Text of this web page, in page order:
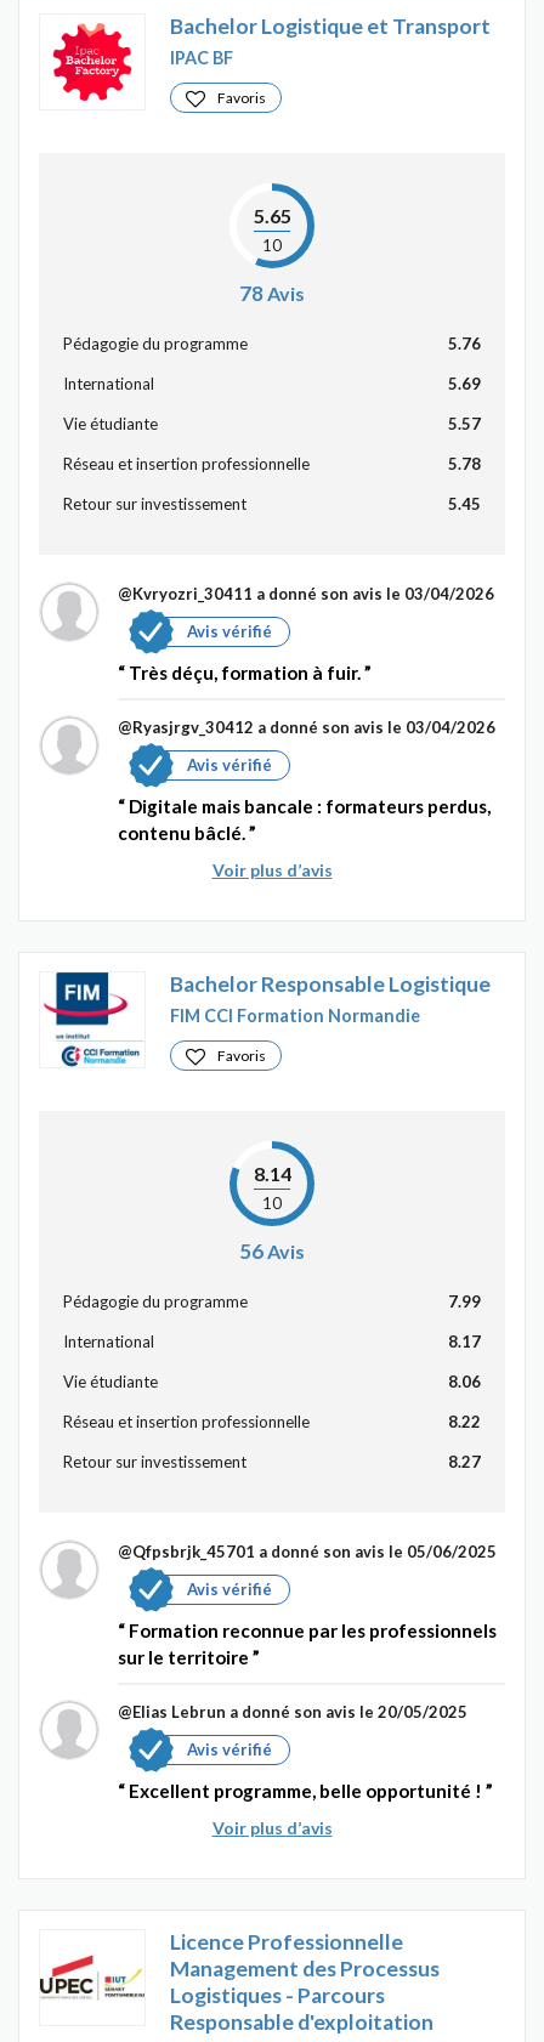
Bachelor Logistique et Transport
IPAC BF
Favoris
5.65
10
78Avis
Pédagogie du programme 5.76
International 5.69
Vie étudiante 5.57
Réseau et insertion professionnelle 5.78
Retour sur investissement 5.45
@Kvryozri_30411 a donné son avis le 03/04/2026
Avis vérifié
Très déçu, formation à fuir.
@Ryasjrgv_30412 a donné son avis le 03/04/2026
Avis vérifié
Digitale mais bancale : formateurs perdus,
contenu bâclé.
Voir plus d’avis
Bachelor Responsable Logistique
FIM CCI Formation Normandie
Favoris
8.14
10
56Avis
Pédagogie du programme 7.99
International 8.17
Vie étudiante 8.06
Réseau et insertion professionnelle 8.22
Retour sur investissement 8.27
@Qfpsbrjk_45701 a donné son avis le 05/06/2025
Avis vérifié
Formation reconnue par les professionnels
sur le territoire
@Elias Lebrun a donné son avis le 20/05/2025
Avis vérifié
Excellent programme, belle opportunité !
Voir plus d’avis
Licence Professionnelle
Management des Processus
Logistiques - Parcours
Responsable d'exploitation